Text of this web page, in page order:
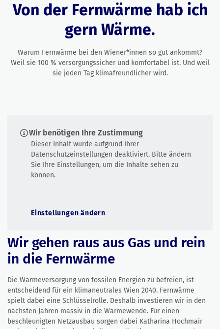
Von der Fernwärme hab ich
gern Wärme.
Warum Fernwärme bei den Wiener*innen so gut ankommt?
Weil sie 100 % versorgungssicher und komfortabel ist. Und weil
sie jeden Tag klimafreundlicher wird.
Wir benötigen Ihre Zustimmung
Dieser Inhalt wurde aufgrund Ihrer
Datenschutzeinstellungen deaktiviert. Bitte ändern
Sie Ihre Einstellungen, um die Inhalte sehen zu
können.
Einstellungen ändern
Wir gehen raus aus Gas und rein
in die Fernwärme
Die Wärmeversorgung von fossilen Energien zu befreien, ist
entscheidend für ein klimaneutrales Wien 2040. Fernwärme
spielt dabei eine Schlüsselrolle. Deshalb investieren wir in den
nächsten Jahren massiv in die Wärmewende. Für einen
beschleunigten Netzausbau sorgen dabei Katharina Hochmair